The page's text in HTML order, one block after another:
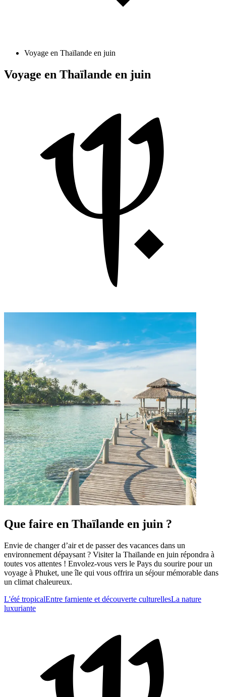
Voyage en Thaïlande en juin
Voyage en Thaïlande en juin
Que faire en Thaïlande en juin ?
Envie de changer d’air et de passer des vacances dans un
environnement dépaysant ? Visiter la Thaïlande en juin répondra à
toutes vos attentes ! Envolez-vous vers le Pays du sourire pour un
voyage à Phuket, une île qui vous offrira un séjour mémorable dans
un climat chaleureux.
L'été tropicalEntre farniente et découverte culturellesLa nature
luxuriante